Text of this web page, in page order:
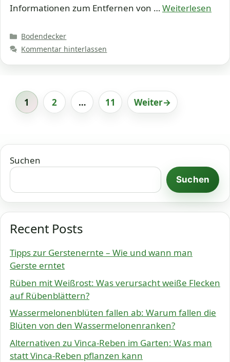
Informationen zum Entfernen von …Weiterlesen
Kategorien
Bodendecker
Kommentar hinterlassen
Seite
1 Seite
2 … Seite
11 Weiter→
Suchen
Suchen
Recent Posts
Tipps zur Gerstenernte – Wie und wann man
Gerste erntet
Rüben mit Weißrost: Was verursacht weiße Flecken
auf Rübenblättern?
Wassermelonenblüten fallen ab: Warum fallen die
Blüten von den Wassermelonenranken?
Alternativen zu Vinca-Reben im Garten: Was man
statt Vinca-Reben pflanzen kann